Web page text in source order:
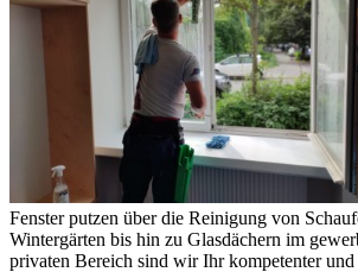
Fenster putzen über die Reinigung von
Wintergärten bis hin zu Glasdächern im
privaten Bereich sind wir Ihr kompetenter und